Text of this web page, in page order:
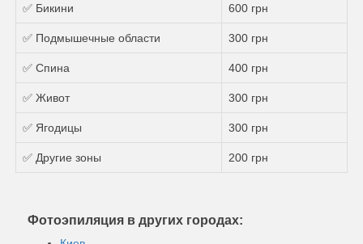
✅ Бикини 600 грн
✅ Подмышечные области 300 грн
✅ Спина 400 грн
✅ Живот 300 грн
✅ Ягодицы 300 грн
✅ Другие зоны 200 грн
Фотоэпиляция в других городах: